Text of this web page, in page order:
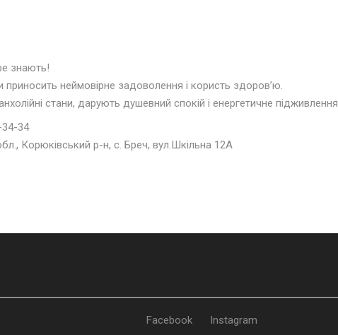
знають!
приносить неймовірне задоволення і користь здоров’ю
стани, дарують душевний спокій і енергетичне підживлення
34-34
Корюківський р-н, с. Бреч, вул.Шкільна 12А
Facebook
Instagram